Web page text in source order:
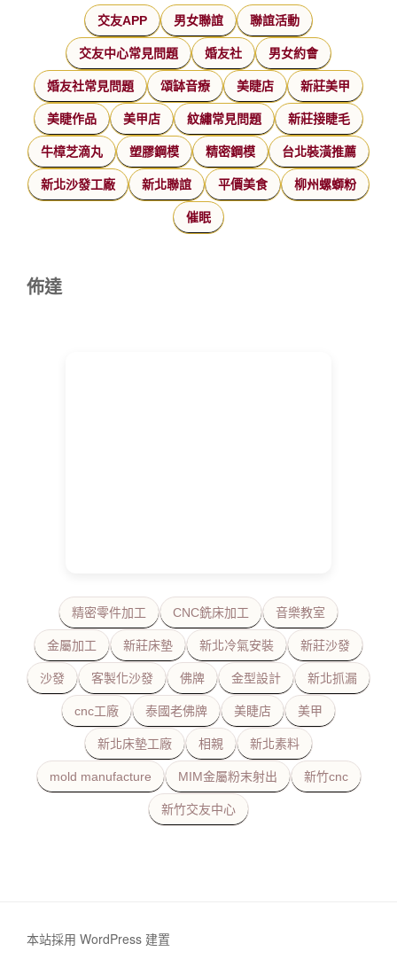
交友APP 男女聯誼 聯誼活動
交友中心常見問題 婚友社 男女約會
婚友社常見問題 頌缽音療 美睫店 新莊美甲
美睫作品 美甲店 紋繡常見問題 新莊接睫毛
牛樟芝滴丸 塑膠鋼模 精密鋼模 台北裝潢推薦
新北沙發工廠 新北聯誼 平價美食 柳州螺螄粉
催眠
佈達
精密零件加工 CNC銑床加工 音樂教室
金屬加工 新莊床墊 新北冷氣安裝 新莊沙發
沙發 客製化沙發 佛牌 金型設計 新北抓漏
cnc工廠 泰國老佛牌 美睫店 美甲
新北床墊工廠 相親 新北素料
mold manufacture MIM金屬粉末射出 新竹cnc
新竹交友中心
本站採用 WordPress 建置